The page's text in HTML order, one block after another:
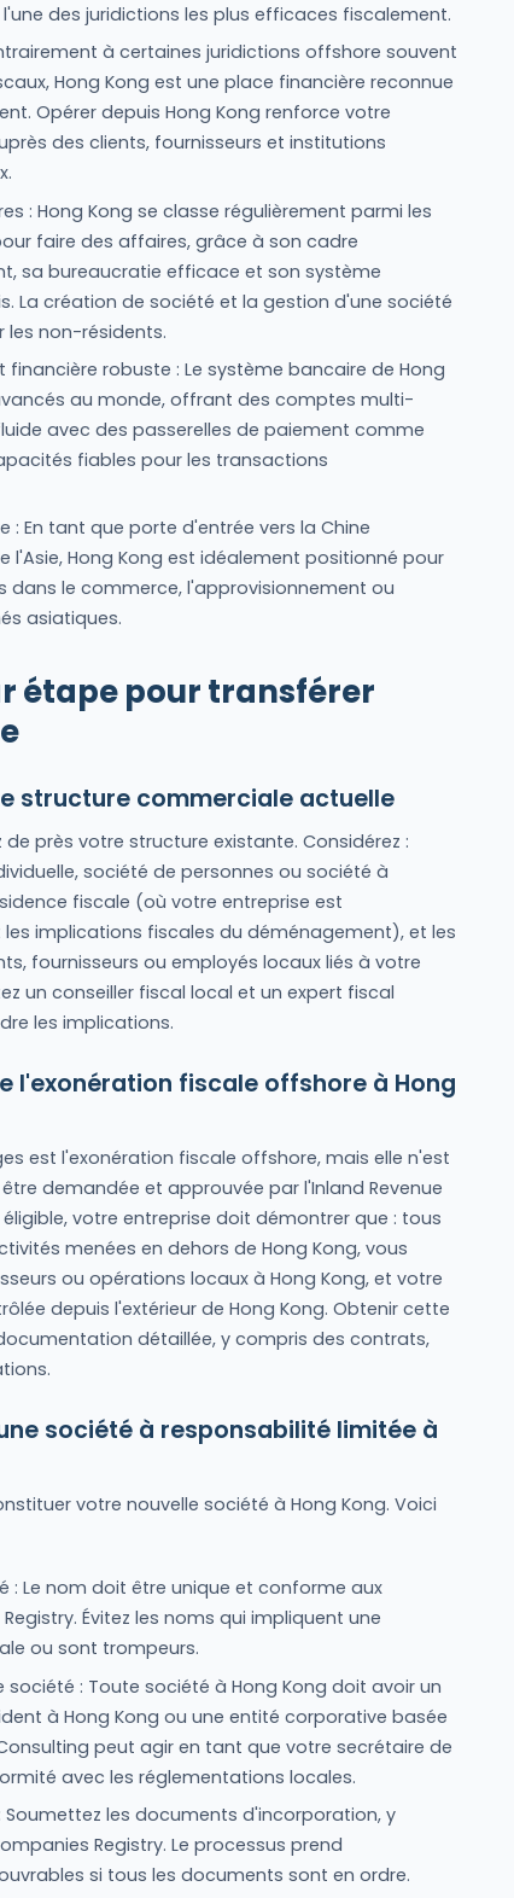
des juridictions les plus efficaces fiscalement.
à certaines juridictions offshore souvent
Hong Kong est une place financière reconnue
Opérer depuis Hong Kong renforce votre
des clients, fournisseurs et institutions
: Hong Kong se classe régulièrement parmi les
faire des affaires, grâce à son cadre
sa bureaucratie efficace et son système
La création de société et la gestion d'une société
les non-résidents.
robuste : Le système bancaire de Hong
au monde, offrant des comptes multi-
avec des passerelles de paiement comme
fiables pour les transactions
: En tant que porte d'entrée vers la Chine
l'Asie, Hong Kong est idéalement positionné pour
dans le commerce, l'approvisionnement ou
asiatiques.
étape pour transférer
structure commerciale actuelle
près votre structure existante. Considérez :
société de personnes ou société à
fiscale (où votre entreprise est
implications fiscales du déménagement), et les
fournisseurs ou employés locaux liés à votre
un conseiller fiscal local et un expert fiscal
les implications.
l'exonération fiscale offshore à Hong
est l'exonération fiscale offshore, mais elle n'est
demandée et approuvée par l'Inland Revenue
votre entreprise doit démontrer que : tous
menées en dehors de Hong Kong, vous
ou opérations locaux à Hong Kong, et votre
depuis l'extérieur de Hong Kong. Obtenir cette
détaillée, y compris des contrats,
société à responsabilité limitée à
votre nouvelle société à Hong Kong. Voici
: Le nom doit être unique et conforme aux
Évitez les noms qui impliquent une
ou sont trompeurs.
: Toute société à Hong Kong doit avoir un
à Hong Kong ou une entité corporative basée
peut agir en tant que votre secrétaire de
avec les réglementations locales.
Soumettez les documents d'incorporation, y
Registry. Le processus prend
si tous les documents sont en ordre.